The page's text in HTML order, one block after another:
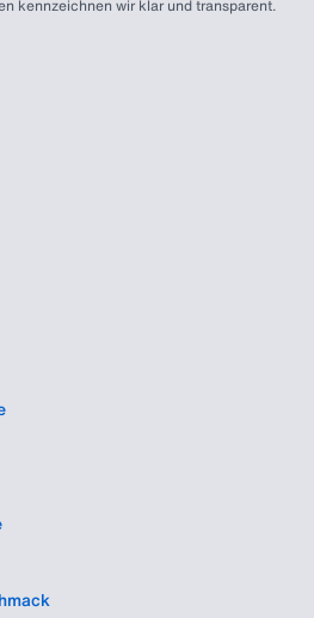
kennzeichnen wir klar und transparent.